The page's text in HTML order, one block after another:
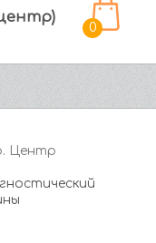
0
Центр